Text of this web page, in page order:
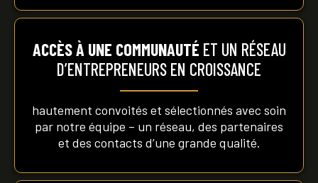
ACCÈS À UNE COMMUNAUTÉ ET UN RÉSEAU
D’ENTREPRENEURS EN CROISSANCE
hautement convoités et sélectionnés avec soin
par notre équipe – un réseau, des partenaires
et des contacts d’une grande qualité.